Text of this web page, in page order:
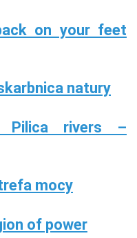
on your feet
natury
Pilica rivers –
mocy
of power